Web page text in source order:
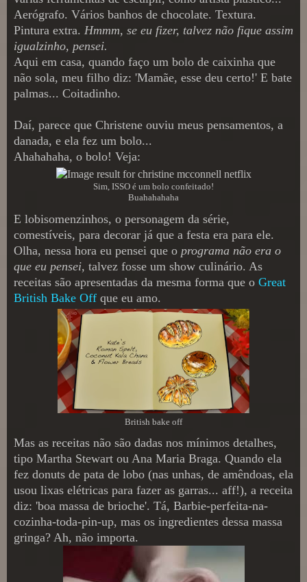
Aerógrafo. Vários banhos de chocolate. Textura.
Pintura extra. Hmmm, se eu fizer, talvez não fique assim
igualzinho, pensei.
Aqui em casa, quando faço um bolo de caixinha que
não sola, meu filho diz: 'Mamãe, esse deu certo!' E bate
palmas... Coitadinho.
Daí, parece que Christene ouviu meus pensamentos, a
danada, e ela fez um bolo...
Ahahahaha, o bolo! Veja:
Sim, ISSO é um bolo confeitado!
Buahahahaha
E lobisomenzinhos, o personagem da série,
comestíveis, para decorar já que a festa era para ele.
Olha, nessa hora eu pensei que o programa não era o
que eu pensei, talvez fosse um show culinário. As
receitas são apresentadas da mesma forma que o Great
British Bake Off que eu amo.
British bake off
Mas as receitas não são dadas nos mínimos detalhes,
tipo Martha Stewart ou Ana Maria Braga. Quando ela
fez donuts de pata de lobo (nas unhas, de amêndoas, ela
usou lixas elétricas para fazer as garras... aff!), a receita
diz: 'boa massa de brioche'. Tá, Barbie-perfeita-na-
cozinha-toda-pin-up, mas os ingredientes dessa massa
gringa? Ah, não importa.